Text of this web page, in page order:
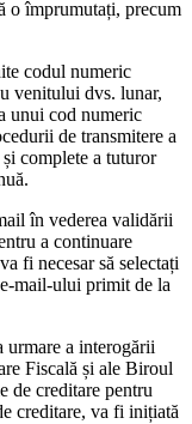
o împrumutați, precum
codul numeric
venitului dvs. lunar,
unui cod numeric
de transmitere a
complete a tuturor
în vederea validării
a continuare
fi necesar să selectați
mail-ului primit de la
a interogării
Fiscală și ale Biroul
de creditare pentru
creditare, va fi inițiată